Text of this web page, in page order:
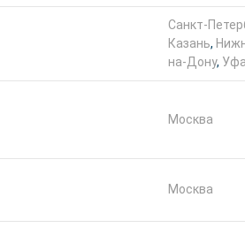
Санкт-
Казань,
на-Дону, Уфа
Москва
Москва